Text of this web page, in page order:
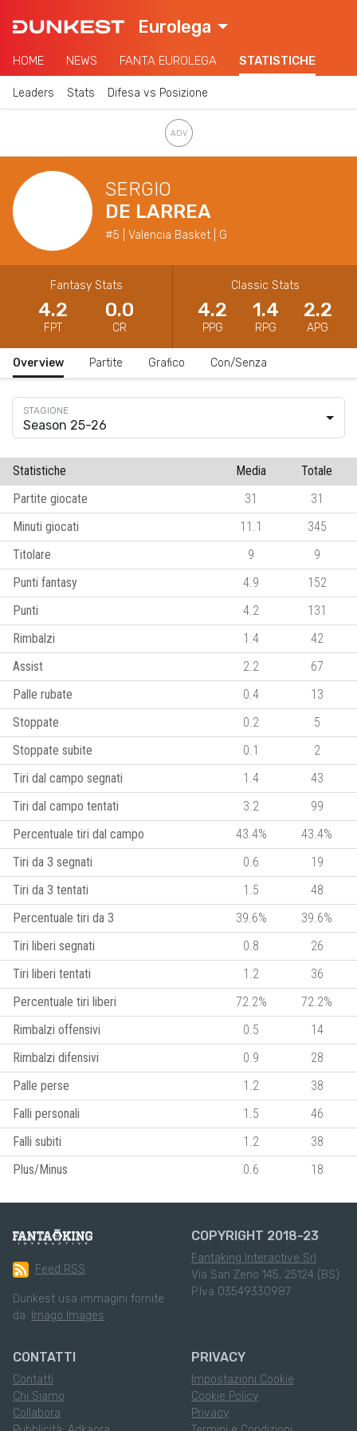
Eurolega
HOME NEWS FANTA EUROLEGA STATISTICHE
Leaders Stats Difesa vs Posizione
SERGIO
DE LARREA
#5 | Valencia Basket | G
Fantasy Stats
4.2
FPT
0.0
CR
Classic Stats
4.2
PPG
1.4
RPG
2.2
APG
Overview Partite Grafico Con/Senza
Season 25-26
Statistiche Media
Totale
Partite giocate
31
31
Minuti giocati
11.1
345
Titolare
9
9
Punti fantasy
4.9
152
Punti
4.2
131
Rimbalzi
1.4
42
Assist
2.2
67
Palle rubate
0.4
13
Stoppate
0.2
5
Stoppate subite
0.1
2
Tiri dal campo segnati
1.4
43
Tiri dal campo tentati
3.2
99
Percentuale tiri dal campo
43.4%
43.4%
Tiri da 3 segnati
0.6
19
Tiri da 3 tentati
1.5
48
Percentuale tiri da 3
39.6%
39.6%
Tiri liberi segnati
0.8
26
Tiri liberi tentati
1.2
36
Percentuale tiri liberi
72.2%
72.2%
Rimbalzi offensivi
0.5
14
Rimbalzi difensivi
0.9
28
Palle perse
1.2
38
Falli personali
1.5
46
Falli subiti
1.2
38
Plus/Minus
0.6 18
Feed RSS
Dunkest usa immagini fornite
da: Imago Images
COPYRIGHT 2018-23
Fantaking Interactive Srl
Via San Zeno 145, 25124 (BS)
P.Iva 03549330987
CONTATTI
Contatti
Chi Siamo
Collabora
PRIVACY
Impostazioni Cookie
Cookie Policy
Privacy